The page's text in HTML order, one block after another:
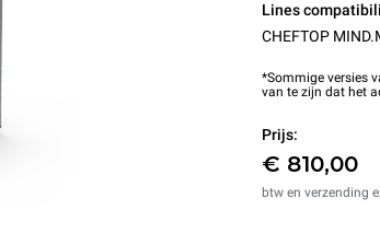
Lines
CHEFTOP
*Sommige versies
van te zijn dat het
Prijs:
€ 810,00
btw en verzending